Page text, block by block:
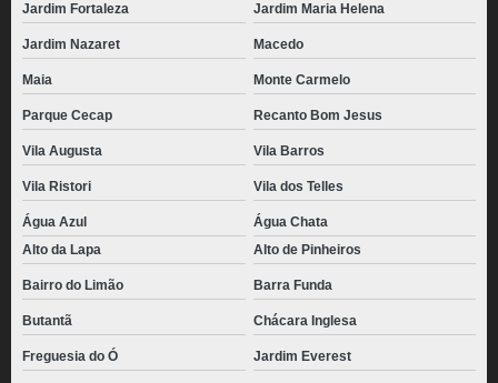
pão de queijo caseiro congelado valor Santo André
distribuidora de pão de queijo gourmet congelado Itapecerica da Serra
pães de queijo caseiro congelado Vila Augusta
pão de queijo palito congelado valor Perdizes
pão de queijo de parmesão congelado Zona Leste
pão de queijo congelado atacado valor Jacareí
pães de queijo chipa congelado Freguesia do Ó
preço de pão de queijo mineiro congelado Vale do Ribeira
pães de queijo gourmet congelado Jardim Paulistano
pão de queijo recheado com catupiry congelado Bosque Maia
Jardim Fortaleza Jardim Maria Helena
Jardim Nazaret Macedo
Maia Monte Carmelo
Parque Cecap Recanto Bom Jesus
Vila Augusta Vila Barros
Vila Ristori Vila dos Telles
Água Azul
Água Chata
Alto da Lapa
Alto de Pinheiros
Bairro do Limão Barra Funda
Butantã Chácara Inglesa
Freguesia do Ó Jardim Everest